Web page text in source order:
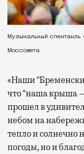
Музыкальный спектакль
Моссовета
«Наши
что “наша крыша —
прошел в
небом на
тепло и солнечно
погоды, но и